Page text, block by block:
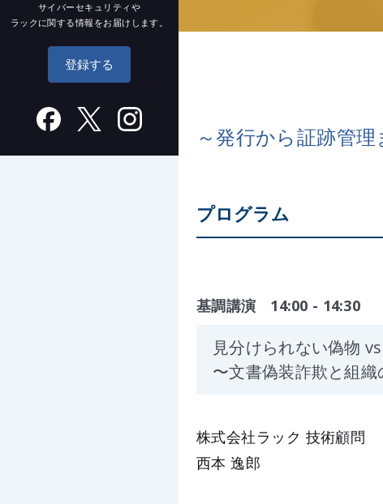
サイバーセキュリティや
ラックに関する情報をお届けします。
登録する
～発行から証跡管
プログラム
基調講演 14:00 - 14:30
見分けられない偽物
〜文書偽装詐欺と組
株式会社ラック 技術顧問
西本 逸郎